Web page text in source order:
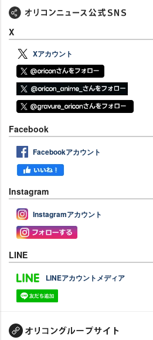
X
Xアカウント
Facebook
Facebookアカウント
Instagram
Instagramアカウント
LINE
LINEアカウントメディア